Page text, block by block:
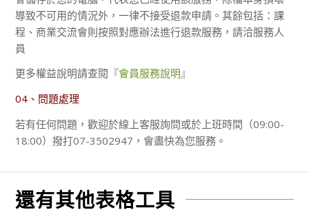
導致不可用的情況外，一律不接受退款申請。其餘包括：課
程、商業交流會則按照對應辦法進行退款服務，請洽服務人
員
更多權益說明請查閱『會員服務說明』
04、問題處理
若有任何問題，歡迎於線上客服詢問或於上班時間（09:00-
18:00）撥打07-3502947，會盡快為您服務。
還有其他表格工具